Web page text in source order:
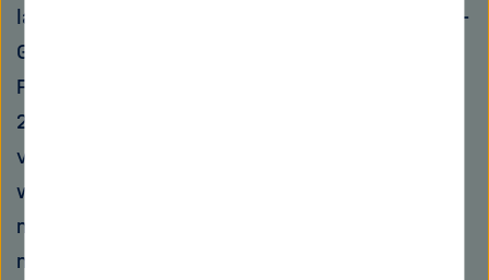
lang angelegte Bevölkerungsstudien. Die NAKO-
Gesundheitsstudie etwa entsteht unter ihrer
Führung – eine Studie, bei der mehr als
200.000 Probandinnen und Probanden über
viele Jahre hinweg immer wieder untersucht
werden. Auch Umweltfaktoren werden dabei
mit erhoben; so lässt sich ihr Einfluss auf die
menschliche Gesundheit auf viele Jahre